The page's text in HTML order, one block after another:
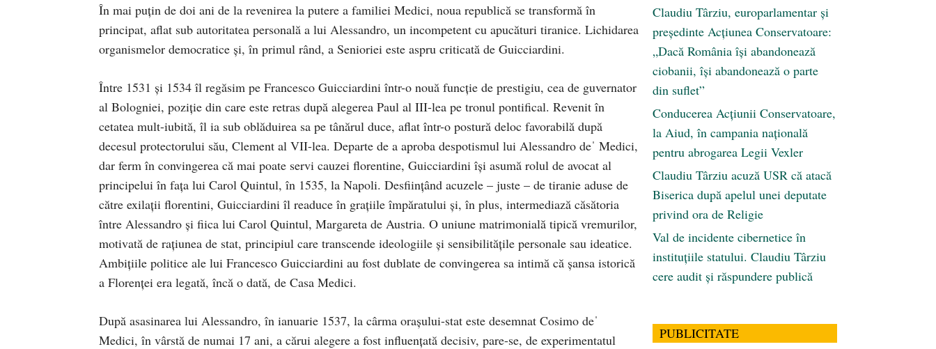
În mai puțin de doi ani de la revenirea la putere a familiei Medici, noua republică se transformă în
principat, aflat sub autoritatea personală a lui Alessandro, un incompetent cu apucături tiranice. Lichidarea
organismelor democratice și, în primul rând, a Senioriei este aspru criticată de Guicciardini.
Între 1531 și 1534 îl regăsim pe Francesco Guicciardini într-o nouă funcție de prestigiu, cea de guvernator
al Bologniei, poziție din care este retras după alegerea Paul al III-lea pe tronul pontifical. Revenit în
cetatea mult-iubită, îl ia sub oblăduirea sa pe tânărul duce, aflat într-o postură deloc favorabilă după
decesul protectorului său, Clement al VII-lea. Departe de a aproba despotismul lui Alessandro deˈ Medici,
dar ferm în convingerea că mai poate servi cauzei florentine, Guicciardini își asumă rolul de avocat al
principelui în fața lui Carol Quintul, în 1535, la Napoli. Desființând acuzele – juste – de tiranie aduse de
către exilații florentini, Guicciardini îl readuce în grațiile împăratului și, în plus, intermediază căsătoria
între Alessandro și fiica lui Carol Quintul, Margareta de Austria. O uniune matrimonială tipică vremurilor,
motivată de rațiunea de stat, principiul care transcende ideologiile și sensibilitățile personale sau ideatice.
Ambițiile politice ale lui Francesco Guicciardini au fost dublate de convingerea sa intimă că șansa istorică
a Florenței era legată, încă o dată, de Casa Medici.
După asasinarea lui Alessandro, în ianuarie 1537, la cârma orașului-stat este desemnat Cosimo deˈ
Medici, în vârstă de numai 17 ani, a cărui alegere a fost influențată decisiv, pare-se, de experimentatul
Claudiu Târziu, europarlamentar și
președinte Acțiunea Conservatoare:
„Dacă România își abandonează
ciobanii, își abandonează o parte
din suflet”
Conducerea Acțiunii Conservatoare,
la Aiud, în campania națională
pentru abrogarea Legii Vexler
Claudiu Târziu acuză USR că atacă
Biserica după apelul unei deputate
privind ora de Religie
Val de incidente cibernetice în
instituțiile statului. Claudiu Târziu
cere audit și răspundere publică
PUBLICITATE